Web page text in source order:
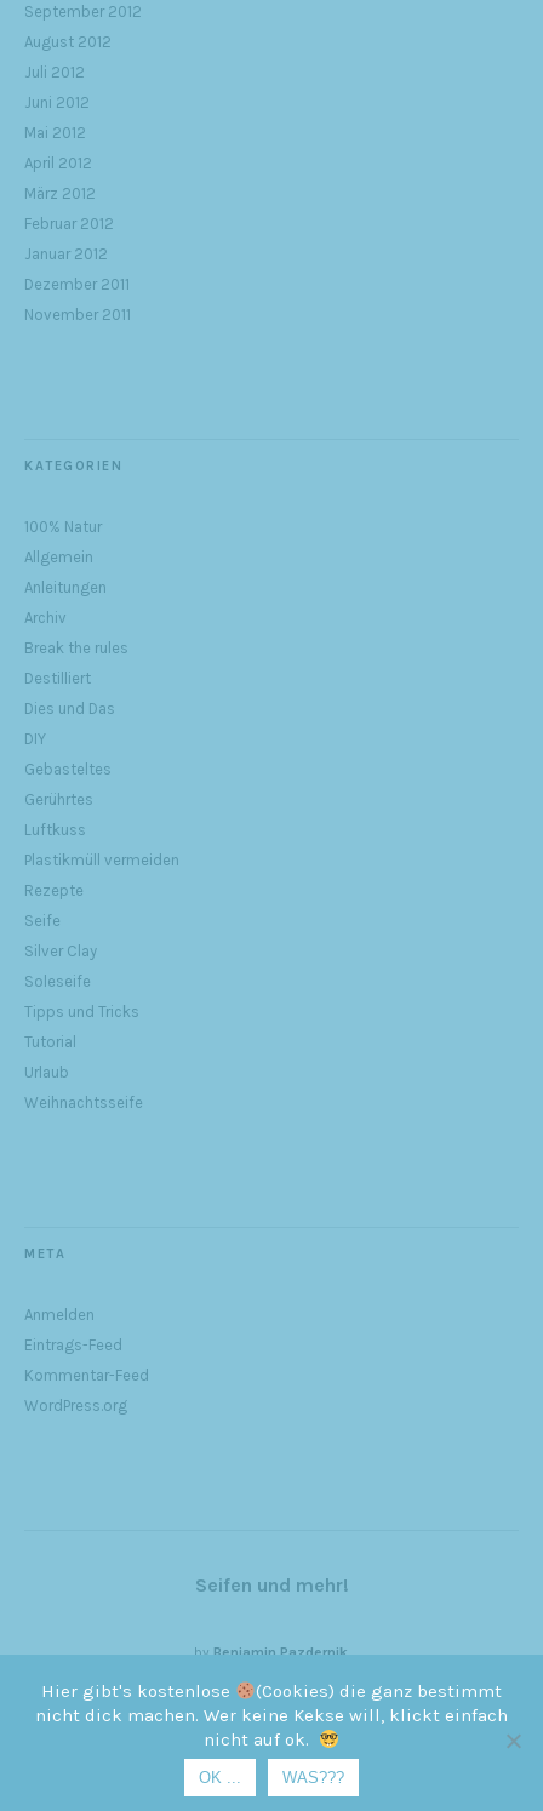
September 2012
August 2012
Juli 2012
Juni 2012
Mai 2012
April 2012
März 2012
Februar 2012
Januar 2012
Dezember 2011
November 2011
KATEGORIEN
100% Natur
Allgemein
Anleitungen
Archiv
Break the rules
Destilliert
Dies und Das
DIY
Gebasteltes
Gerührtes
Luftkuss
Plastikmüll vermeiden
Rezepte
Seife
Silver Clay
Soleseife
Tipps und Tricks
Tutorial
Urlaub
Weihnachtsseife
META
Anmelden
Eintrags-Feed
Kommentar-Feed
WordPress.org
Seifen und mehr!
byBenjamin Pazdernik
Hier gibt's kostenlose
(Cookies) die ganz bestimmt
nicht dick machen. Wer keine Kekse will, klickt einfach
nicht auf ok.
OK ... WAS???